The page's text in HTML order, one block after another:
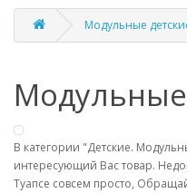
Модульные
Модульные
В категории "Детские.
интересующий Вас товар.
Туапсе совсем просто,